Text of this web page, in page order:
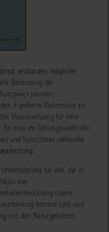
verbunden mögliche
Bedeutung der
privater,
Fundierte Kenntnisse zu
Voraussetzung für eine
für eine im Gleichgewicht der
und Versicherer stehende
für alle, die in
von
sowie
betraut sind und
mit den Naturgefahren